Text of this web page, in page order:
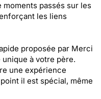
moments passés sur les
les liens
proposée par Merci
à votre père.
une expérience
il est spécial, même